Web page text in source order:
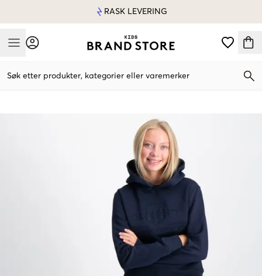
RASK LEVERING
Mobile Menu
Søk etter produkter, kategorier eller varemerker